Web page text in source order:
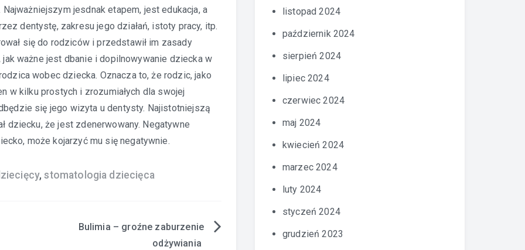
jesdnak etapem, jest edukacja, a
dentystę, zakresu jego działań, istoty pracy, itp.
się do rodziców i przedstawił im zasady
jak ważne jest dbanie i dopilnowywanie dziecka w
wobec dziecka. Oznacza to, że rodzic, jako
w kilku prostych i zrozumiałych dla swojej
się jego wizyta u dentysty. Najistotniejszą
dziecku, że jest zdenerwowany. Negatywne
może kojarzyć mu się negatywnie.
,stomatologia dziecięca
Bulimia – groźne zaburzenie
odżywiania
listopad 2024
październik 2024
sierpień 2024
lipiec 2024
czerwiec 2024
maj 2024
kwiecień 2024
marzec 2024
luty 2024
styczeń 2024
grudzień 2023